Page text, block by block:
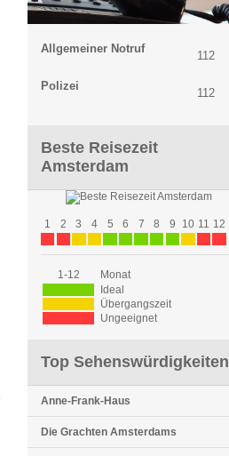
Allgemeiner Notruf
112
Polizei
112
Beste Reisezeit
Amsterdam
1 2 3 4 5 6 7 8 9 10 11 12
1-12
Monat
Ideal
Übergangszeit
Ungeeignet
Top Sehenswürdigkeiten
Anne-Frank-Haus
Die Grachten Amsterdams